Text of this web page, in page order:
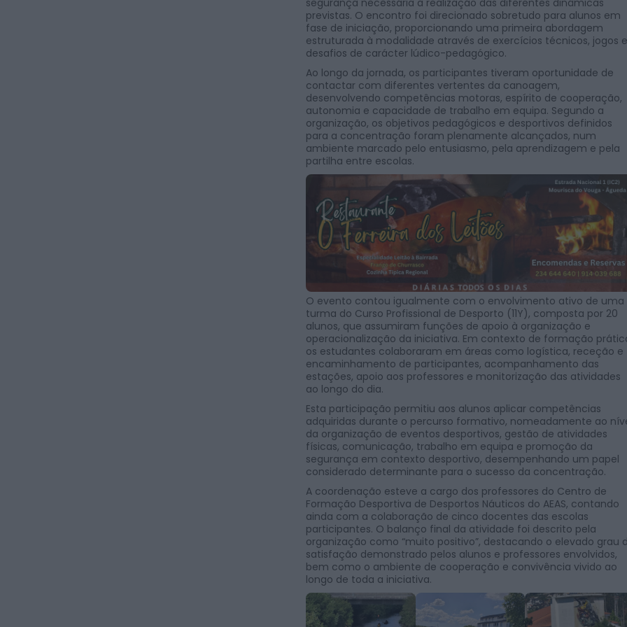
segurança necessária à realização das diferentes dinâmicas
previstas. O encontro foi direcionado sobretudo para alunos em
fase de iniciação, proporcionando uma primeira abordagem
estruturada à modalidade através de exercícios técnicos, jogos e
desafios de carácter lúdico-pedagógico.
Ao longo da jornada, os participantes tiveram oportunidade de
contactar com diferentes vertentes da canoagem,
desenvolvendo competências motoras, espírito de cooperação,
autonomia e capacidade de trabalho em equipa. Segundo a
organização, os objetivos pedagógicos e desportivos definidos
para a concentração foram plenamente alcançados, num
ambiente marcado pelo entusiasmo, pela aprendizagem e pela
partilha entre escolas.
O evento contou igualmente com o envolvimento ativo de uma
turma do Curso Profissional de Desporto (11Y), composta por 20
alunos, que assumiram funções de apoio à organização e
operacionalização da iniciativa. Em contexto de formação
os estudantes colaboraram em áreas como logística, receção e
encaminhamento de participantes, acompanhamento das
estações, apoio aos professores e monitorização das atividades
ao longo do dia.
Esta participação permitiu aos alunos aplicar competências
adquiridas durante o percurso formativo, nomeadamente ao
da organização de eventos desportivos, gestão de atividades
físicas, comunicação, trabalho em equipa e promoção da
segurança em contexto desportivo, desempenhando um papel
considerado determinante para o sucesso da concentração.
A coordenação esteve a cargo dos professores do Centro de
Formação Desportiva de Desportos Náuticos do AEAS, contando
ainda com a colaboração de cinco docentes das escolas
participantes. O balanço final da atividade foi descrito pela
organização como “muito positivo”, destacando o elevado grau
satisfação demonstrado pelos alunos e professores envolvidos,
bem como o ambiente de cooperação e convivência vivido ao
longo de toda a iniciativa.